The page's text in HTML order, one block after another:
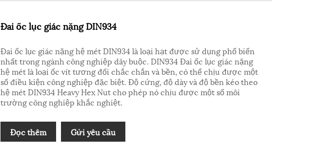
Đai ốc lục giác nặng DIN934
Đai ốc lục giác nặng hệ mét DIN934 là loại hạt được sử dụng phổ biến
nhất trong ngành công nghiệp dây buộc. DIN934 Đai ốc lục giác nặng
hệ mét là loại ốc vít tương đối chắc chắn và bền, có thể chịu được một
số điều kiện công nghiệp đặc biệt. Độ cứng, độ dày và độ bền kéo theo
hệ mét DIN934 Heavy Hex Nut cho phép nó chịu được một số môi
trường công nghiệp khắc nghiệt.
Đọc thêm Gửi yêu cầu